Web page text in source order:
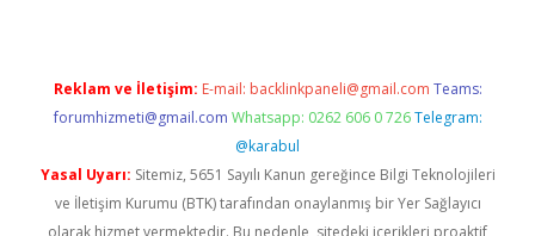
Reklam ve İletişim: E-mail: backlinkpaneli@gmail.com Teams:
forumhizmeti@gmail.com Whatsapp: 0262 606 0 726 Telegram:
@karabul
Yasal Uyarı: Sitemiz, 5651 Sayılı Kanun gereğince Bilgi Teknolojileri
ve İletişim Kurumu (BTK) tarafından onaylanmış bir Yer Sağlayıcı
olarak hizmet vermektedir. Bu nedenle, sitedeki içerikleri proaktif